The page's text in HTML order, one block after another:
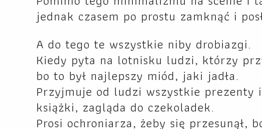
jednak czasem po prostu zamknąć i
A do tego te wszystkie niby drobiazgi.
Kiedy pyta na lotnisku ludzi, którzy
bo to był najlepszy miód, jaki jadła.
Przyjmuje od ludzi wszystkie prezenty
książki, zagląda do czekoladek.
Prosi ochroniarza, żeby się przesunął,